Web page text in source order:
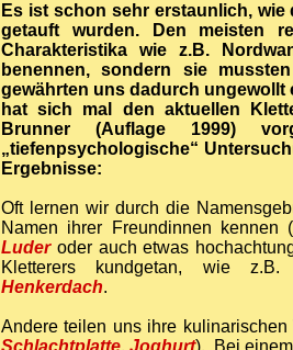
Es ist schon sehr erstaunlich,
getauft wurden. Den meisten
Charakteristika wie z.B.
benennen, sondern sie
gewährten uns dadurch ungewollt
hat sich mal den aktuellen
Brunner (Auflage 1999)
„tiefenpsychologische“
Ergebnisse:
Oft lernen wir durch die
Namen ihrer Freundinnen kennen (
Luderoder auch etwas
Kletterers kundgetan, wie
Henkerdach.
Andere teilen uns ihre kulinarischen
Schlachtplatte, Joghurt). Bei